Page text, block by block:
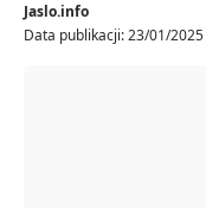
Data publikacji: 23/01/2025
Jaslo.info